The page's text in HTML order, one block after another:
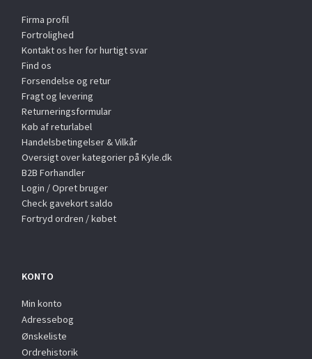
Firma profil
Fortrolighed
Kontakt os her for hurtigt svar
Find os
Forsendelse og retur
Fragt og levering
Returneringsformular
Køb af returlabel
Handelsbetingelser & Vilkår
Oversigt over kategorier på Kyle.dk
B2B Forhandler
Login / Opret bruger
Check gavekort saldo
Fortryd ordren / købet
KONTO
Min konto
Adressebog
Ønskeliste
Ordrehistorik